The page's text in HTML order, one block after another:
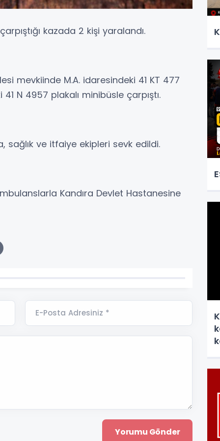
kazada 2 kişi yaralandı.
mevkiinde M.A. idaresindeki 41 KT 477
N 4957 plakalı minibüsle çarpıştı.
sağlık ve itfaiye ekipleri sevk edildi.
Kandıra Devlet Hastanesine
E-Posta Adresiniz *